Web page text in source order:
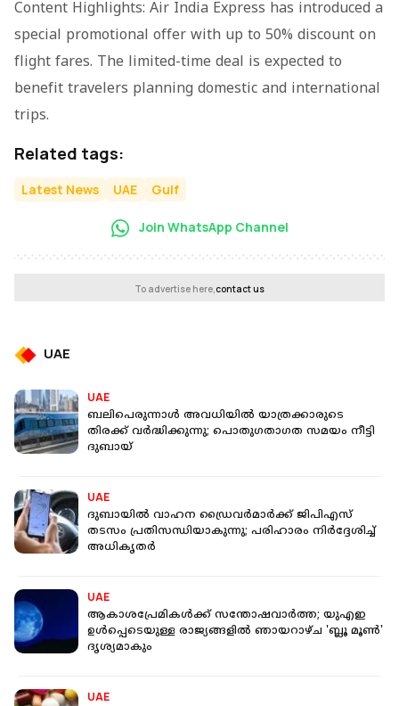
Content Highlights: Air India Express has introduced a
special promotional offer with up to 50% discount on
flight fares. The limited-time deal is expected to
benefit travelers planning domestic and international
trips.
Related tags:
Latest News UAE Gulf
Join WhatsApp Channel
To advertise here,contact us
UAE
UAE
ബലിപെരുന്നാൾ അവധിയിൽ യാത്രക്കാരുടെ
തിരക്ക് വർദ്ധിക്കുന്നു; പൊതു​ഗതാ​ഗത സമയം നീട്ടി
ദുബായ്
UAE
ദുബായിൽ വാഹന ഡ്രൈവർമാർക്ക് ജിപിഎസ്
തടസം പ്രതിസന്ധിയാകുന്നു; പരിഹാരം നിർദ്ദേശിച്ച്
അധികൃതർ
UAE
ആകാശപ്രേമികൾക്ക് സന്തോഷവാർത്ത; യുഎഇ
ഉൾപ്പെടെയുള്ള രാജ്യങ്ങളിൽ ഞായറാഴ്ച 'ബ്ലൂ മൂൺ'
ദൃശ്യമാകും
UAE